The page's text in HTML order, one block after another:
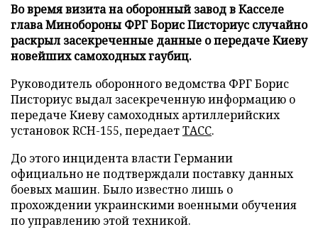
Во время визита на оборонный завод в Касселе
глава Минобороны ФРГ Борис Писториус случайно
раскрыл засекреченные данные о передаче Киеву
новейших самоходных гаубиц.
Руководитель оборонного ведомства ФРГ Борис
Писториус выдал засекреченную информацию о
передаче Киеву самоходных артиллерийских
установок RCH-155, передаетТАСС.
До этого инцидента власти Германии
официально не подтверждали поставку данных
боевых машин. Было известно лишь о
прохождении украинскими военными обучения
по управлению этой техникой.